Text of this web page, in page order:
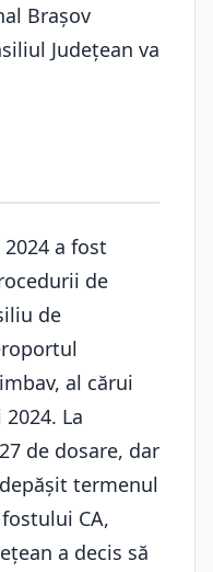
Brașov
Județean va
a fost
de
de
al cărui
La
de dosare, dar
termenul
CA,
a decis să